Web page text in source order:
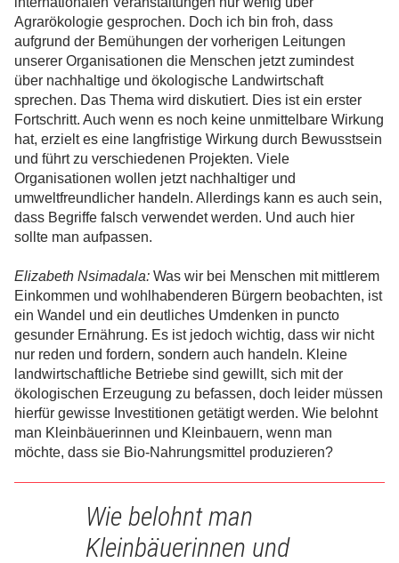
Agrarökologie gesprochen. Doch ich bin froh, dass
aufgrund der Bemühungen der vorherigen Leitungen
unserer Organisationen die Menschen jetzt zumindest
über nachhaltige und ökologische Landwirtschaft
sprechen. Das Thema wird diskutiert. Dies ist ein erster
Fortschritt. Auch wenn es noch keine unmittelbare Wirkung
hat, erzielt es eine langfristige Wirkung durch Bewusstsein
und führt zu verschiedenen Projekten. Viele
Organisationen wollen jetzt nachhaltiger und
umweltfreundlicher handeln. Allerdings kann es auch sein,
dass Begriffe falsch verwendet werden. Und auch hier
sollte man aufpassen.
Elizabeth Nsimadala: Was wir bei Menschen mit mittlerem
Einkommen und wohlhabenderen Bürgern beobachten, ist
ein Wandel und ein deutliches Umdenken in puncto
gesunder Ernährung. Es ist jedoch wichtig, dass wir nicht
nur reden und fordern, sondern auch handeln. Kleine
landwirtschaftliche Betriebe sind gewillt, sich mit der
ökologischen Erzeugung zu befassen, doch leider müssen
hierfür gewisse Investitionen getätigt werden. Wie belohnt
man Kleinbäuerinnen und Kleinbauern, wenn man
möchte, dass sie Bio-Nahrungsmittel produzieren?
Wie belohnt man
Kleinbäuerinnen und